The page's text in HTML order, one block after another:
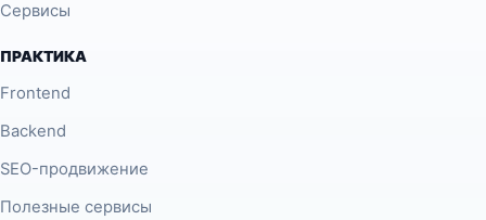
Сервисы
ПРАКТИКА
Frontend
Backend
SEO-продвижение
Полезные сервисы